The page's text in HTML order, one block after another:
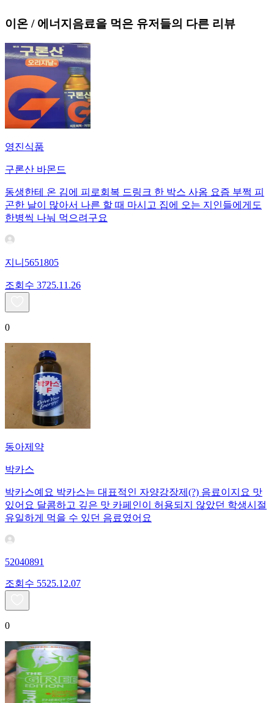
이온 / 에너지음료을 먹은 유저들의 다른 리뷰
영진식품
구론산 바몬드
동생한테 온 김에 피로회복 드링크 한 박스 사옴 요즘 부쩍 피
곤한 날이 많아서 나른 할 때 마시고 집에 오는 지인들에게도
한병씩 나눠 먹으려구요
지니5651805
조회수 3725.11.26
0
동아제약
박카스
박카스예요 박카스는 대표적인 자양강장제(?) 음료이지요 맛
있어요 달콤하고 깊은 맛 카페인이 허용되지 않았던 학생시절
유일하게 먹을 수 있던 음료였어요
52040891
조회수 5525.12.07
0